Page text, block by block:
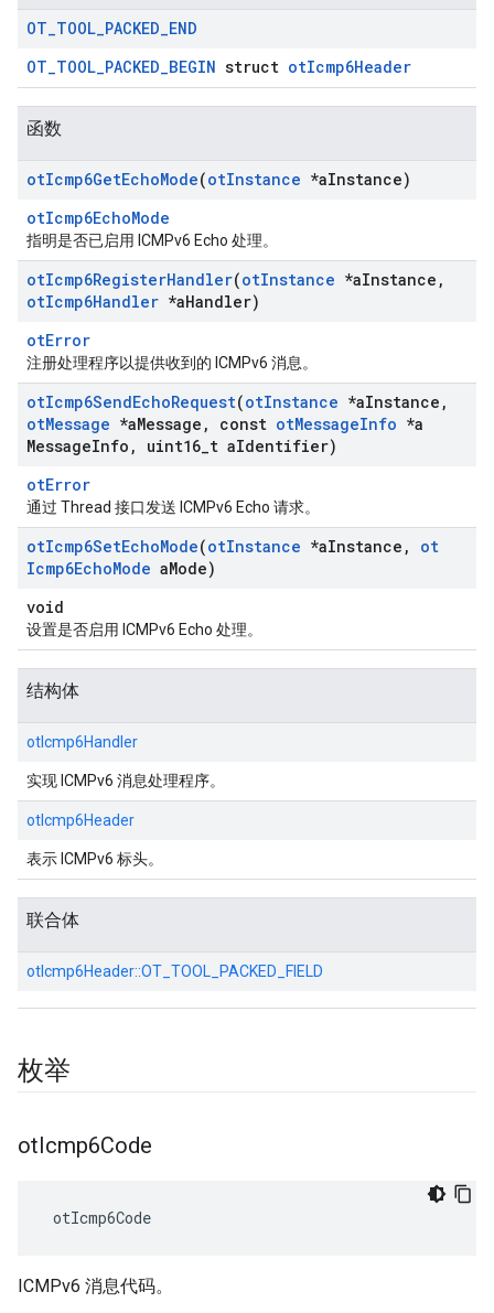
OT_TOOL_PACKED_END
OT_TOOL_PACKED_BEGIN struct otIcmp6Header
函数
otIcmp6GetEchoMode(otInstance *aInstance)
otIcmp6EchoMode
指明是否已启用 ICMPv6 Echo 处理。
otIcmp6RegisterHandler(otInstance *aInstance ,
otIcmp6Handler *aHandler)
otError
注册处理程序以提供收到的 ICMPv6 消息。
otIcmp6SendEchoRequest(otInstance *aInstance ,
otMessage *aMessage , const otMessageInfo *a
MessageInfo , uint16 t aIdentifier)
otError
通过 Thread 接口发送 ICMPv6 Echo 请求。
otIcmp6SetEchoMode(otInstance *aInstance ,
ot
Icmp6EchoMode aMode)
void
设置是否启用 ICMPv6 Echo 处理。
结构体
otIcmp6Handler
实现 ICMPv6 消息处理程序。
otIcmp6Header
表示 ICMPv6 标头。
联合体
otIcmp6Header::OT_TOOL_PACKED_FIELD
枚举
otIcmp6Code
otIcmp6Code
ICMPv6 消息代码。